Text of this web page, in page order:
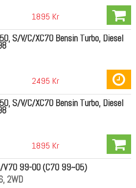
1895 Kr
S/V/C/XC70 Bensin Turbo, Diesel
2495 Kr
S/V/C/XC70 Bensin Turbo, Diesel
1895 Kr
V70 99-00 (C70 99~05)
2WD